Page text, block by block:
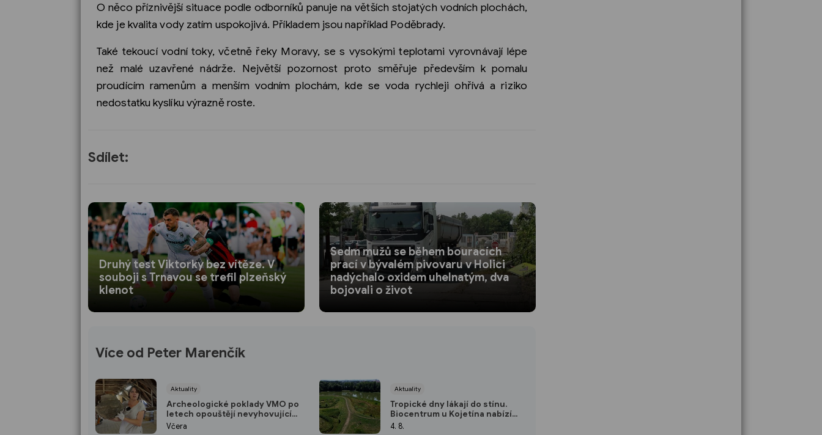
O něco příznivější situace podle odborníků panuje na větších stojatých vodních plochách,
kde je kvalita vody zatím uspokojivá. Příkladem jsou například Poděbrady.
Také tekoucí vodní toky, včetně řeky Moravy, se s vysokými teplotami vyrovnávají lépe
než malé uzavřené nádrže. Největší pozornost proto směřuje především k pomalu
proudícím ramenům a menším vodním plochám, kde se voda rychleji ohřívá a riziko
nedostatku kyslíku výrazně roste.
Sdílet:
Druhý test Viktorky bez vítěze. V
souboji s Trnavou se trefil plzeňský
klenot
Sedm mužů se během bouracích
prací v bývalém pivovaru v Holici
nadýchalo oxidem uhelnatým, dva
bojovali o život
Více od Peter Marenčík
Aktuality
Archeologické poklady VMO po
letech opouštějí nevyhovující
depozitář
Včera
Aktuality
Tropické dny lákají do stínu.
Biocentrum u Kojetína nabízí
přírodu i nové mokřady
4. 8.